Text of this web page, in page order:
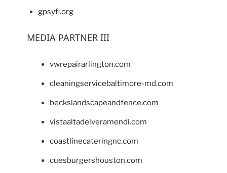
gpsyfl.org
MEDIA PARTNER III
vwrepairarlington.com
cleaningservicebaltimore-md.com
beckslandscapeandfence.com
vistaaltadelveramendi.com
coastlinecateringnc.com
cuesburgershouston.com